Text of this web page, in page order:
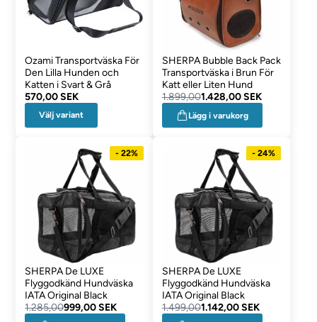
Ozami Transportväska För
Den Lilla Hunden och
Katten i Svart & Grå
570,00 SEK
Välj variant
SHERPA Bubble Back Pack
Transportväska i Brun För
Katt eller Liten Hund
1.899,001.428,00 SEK
Lägg i varukorg
- 22%
SHERPA De LUXE
Flyggodkänd Hundväska
IATA Original Black
1.285,00999,00 SEK
- 24%
SHERPA De LUXE
Flyggodkänd Hundväska
IATA Original Black
1.499,001.142,00 SEK